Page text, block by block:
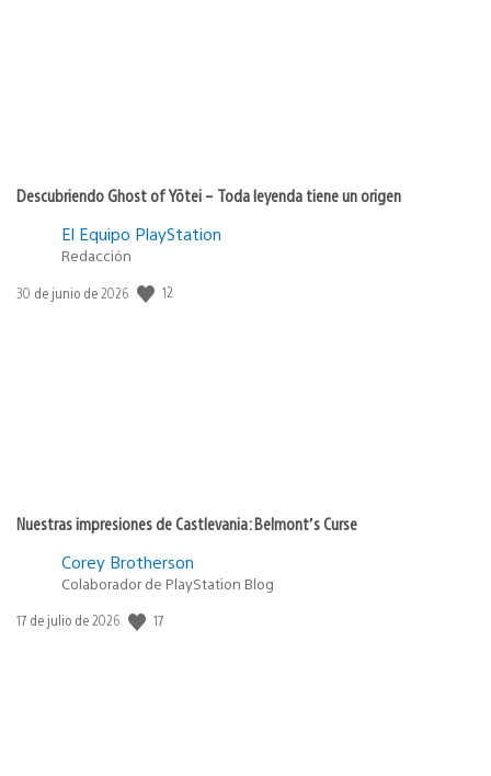
Descubriendo Ghost of Yōtei – Toda leyenda tiene un origen
El Equipo PlayStation
Redacción
Fecha
30 de junio de 2026 12
Nuestras impresiones de Castlevania: Belmont’s Curse
Corey Brotherson
Colaborador de PlayStation Blog
Fecha
17 de julio de 2026 17